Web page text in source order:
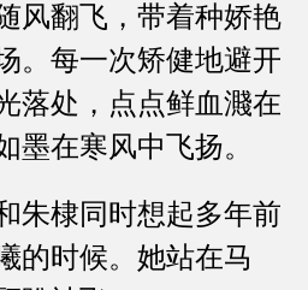
风翻飞，带着种娇艳
。每一次矫健地避开
落处，点点鲜血濺在
墨在寒风中飞扬。
棣同时想起多年前
的时候。她站在马